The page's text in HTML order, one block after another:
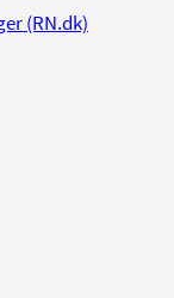
(RN.dk)